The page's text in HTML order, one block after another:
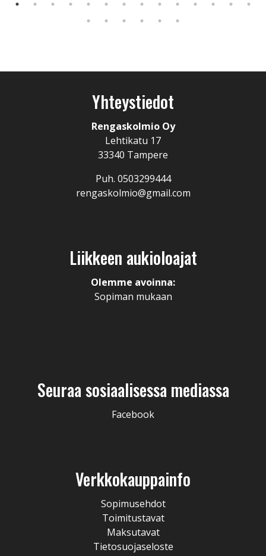
Yhteystiedot
Rengaskolmio Oy
Lehtikatu 17
33340 Tampere
Puh. 0503299444
rengaskolmio@gmail.com
Liikkeen aukioloajat
Olemme avoinna:
Sopiman mukaan
Seuraa sosiaalisessa mediassa
Facebook
Verkkokauppainfo
Sopimusehdot
Toimitustavat
Maksutavat
Tietosuojaseloste